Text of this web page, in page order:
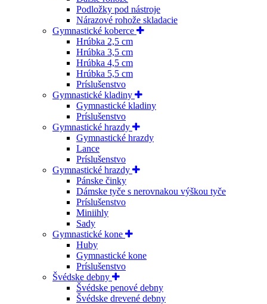
Podložky pod nástroje
Nárazové rohože skladacie
Gymnastické koberce
Hrúbka 2,5 cm
Hrúbka 3,5 cm
Hrúbka 4,5 cm
Hrúbka 5,5 cm
Príslušenstvo
Gymnastické kladiny
Gymnastické kladiny
Príslušenstvo
Gymnastické hrazdy
Gymnastické hrazdy
Lance
Príslušenstvo
Gymnastické hrazdy
Pánske činky
Dámske tyče s nerovnakou výškou tyče
Príslušenstvo
Miniihly
Sady
Gymnastické kone
Huby
Gymnastické kone
Príslušenstvo
Švédske debny
Švédske penové debny
Švédske drevené debny